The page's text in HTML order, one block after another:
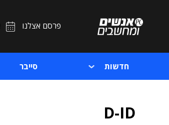
פרסם אצלנו
חדשות סייבר
D-ID